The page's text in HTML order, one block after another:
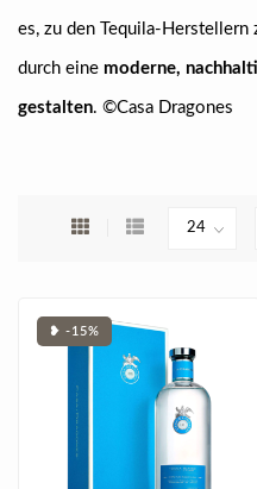
es, zu den Tequila-Herstellern
durch eine moderne,
gestalten. ©Casa Dragones
❥ -15%